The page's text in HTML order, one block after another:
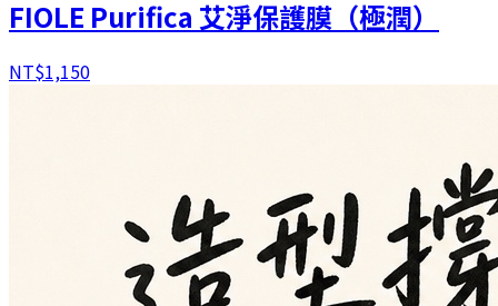
FIOLE Purifica 艾淨保護膜（極潤）
NT$1,150